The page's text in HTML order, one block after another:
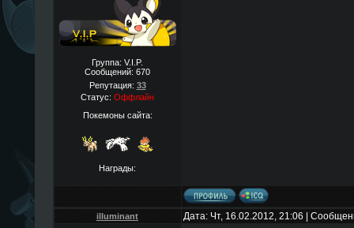
Группа: V.I.P.
Сообщений: 670
Репутация: 33
Статус: Оффлайн
Покемоны сайта:
Награды:
illuminant Дата: Чт, 16.02.2012, 21:06 |